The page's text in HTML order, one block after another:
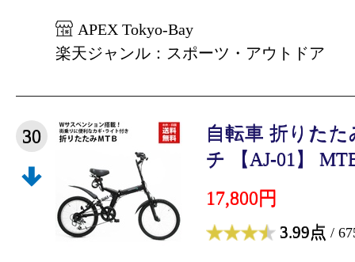
APEX Tokyo-Bay
楽天ジャンル：スポーツ・アウトドア
30
自転車 折りた
チ 【AJ-01】
17,800円
3.99点 /